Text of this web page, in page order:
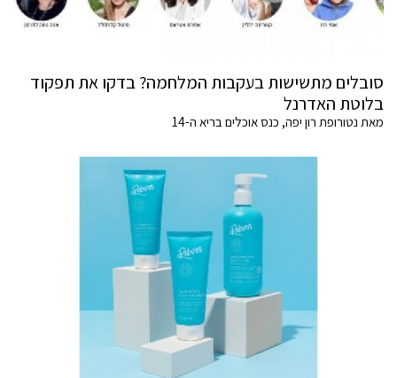
סובלים מתשישות בעקבות המלחמה? בדקו את תפקוד
בלוטת האדרנל
מאת נטורופת רון יפה, כנס אוכלים בריא ה-14